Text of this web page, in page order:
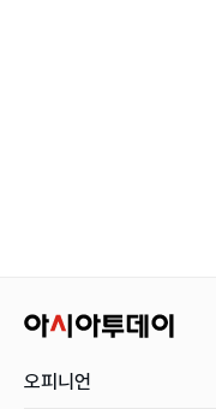
오피니언